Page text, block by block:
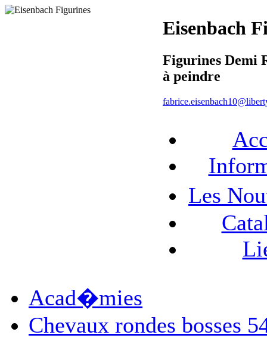
Eisenbach
Figurines Demi
à peindre
Les
Acad�mies
Chevaux rondes bosses